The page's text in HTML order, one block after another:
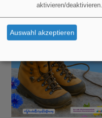
aktivieren/deaktivieren.
Auswahl akzeptieren